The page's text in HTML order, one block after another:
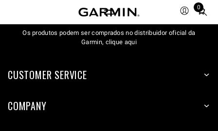
0
Total
items
in
Os produtos podem ser comprados no distribuidor oficial da
Garmin, clique aqui
CUSTOMER SERVICE
COMPANY